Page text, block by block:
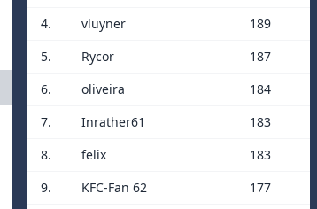
4.
vluyner
189
5.
Rycor
187
6.
oliveira
184
7.
Inrather61
183
8.
felix
183
9.
KFC-Fan 62
177